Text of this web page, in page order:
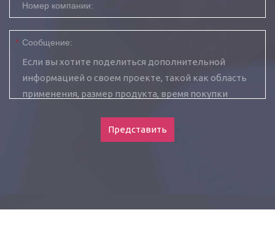
Номер компании:
* Сообщение:
Представить